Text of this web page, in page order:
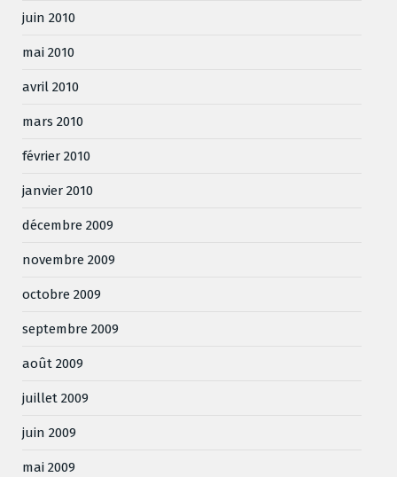
juin 2010
mai 2010
avril 2010
mars 2010
février 2010
janvier 2010
décembre 2009
novembre 2009
octobre 2009
septembre 2009
août 2009
juillet 2009
juin 2009
mai 2009